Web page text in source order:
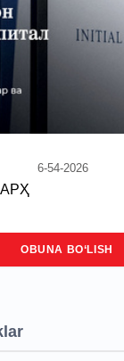
6-54-2026
OBUNA BO‘LISH